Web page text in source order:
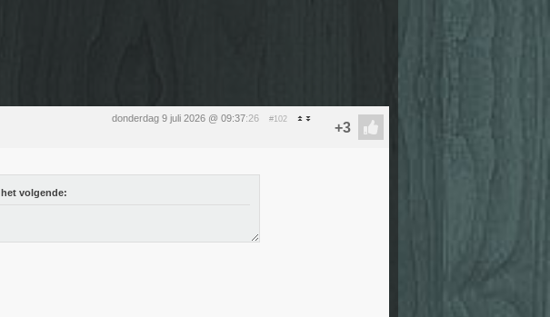
donderdag 9 juli 2026 @ 09:37:26 #102
het volgende: